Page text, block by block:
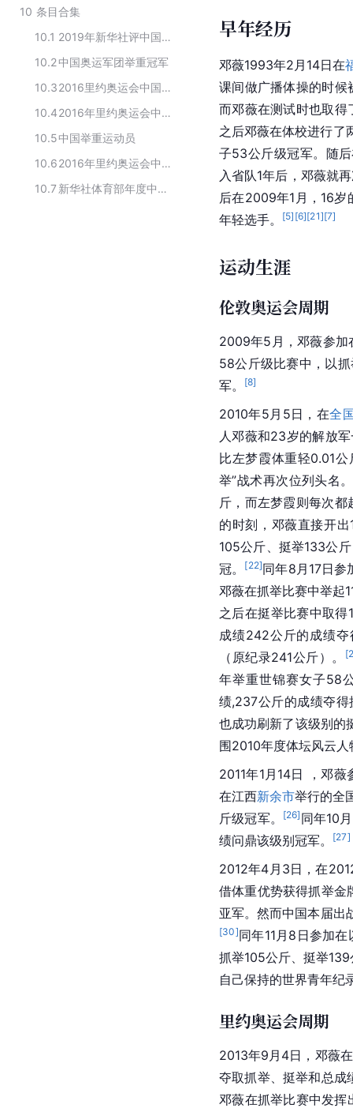
10 条目合集
10.1
2019年新华社评中国十佳运动员
10.2中国奥运军团举重冠军
10.3
2016里约奥运会中国举重代表队
10.4
2016年里约奥运会中国奖牌获得者
10.5中国举重运动员
10.6
2016年里约奥运会中国金牌获得者
10.7
新华社体育部年度中国十佳运动员
早年经历
邓薇1993年2月14日在
课间做广播体操的时候
而邓薇在测试时也取得
之后邓薇在体校进行了
子53公斤级冠军。随
入省队1年后，邓薇就
后在2009年1月，16
年轻选手。
[5] [6][21][7]
运动生涯
伦敦奥运会周期
2009年5月，邓薇参加
58公斤级比赛中，以
军。
[8]
2010年5月5日，在全
人邓薇和23岁的解放
比左梦霞体重轻0.01
举”战术再次位列头名
斤，而左梦霞则每次
的时刻，邓薇直接开
105公斤、挺举133公
冠。
[22]同年8月17日参
邓薇在抓举比赛中举起
之后在挺举比赛中取
成绩242公斤的成绩
（原纪录241公斤）。
[
年举重世锦赛女子58
绩,237公斤的成绩夺
也成功刷新了该级别的
围2010年度体坛风云
2011年1月14日 ，邓
在江西新余市举行的全
斤级冠军。
[26] 同年10
绩问鼎该级别冠军。
[27]
2012年4月3日，在
借体重优势获得抓举金
亚军。然而中国本届出
[30]同年11月8日参加在
抓举105公斤、挺举
自己保持的世界青年纪
里约奥运会周期
2013年9月4日，邓薇在
夺取抓举、挺举和总成
邓薇在抓举比赛中发挥